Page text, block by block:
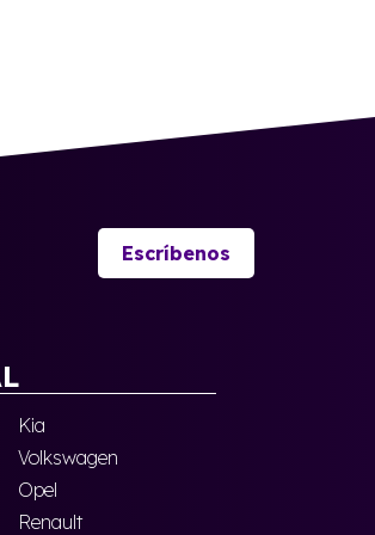
Escríbenos
Kia
Volkswagen
Opel
Renault